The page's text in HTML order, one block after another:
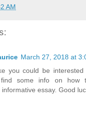
AM
March 27, 2018 at
you could be
some info on how
essay. Good